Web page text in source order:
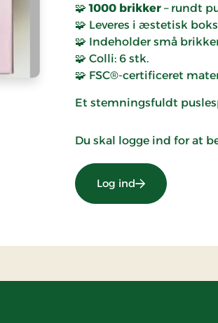
🧩1000 brikker– rundt
🧩 Leveres i æstetisk
🧩 Indeholder små
🧩 Colli: 6 stk.
🧩 FSC®-certificeret
Et stemningsfuldt
Du skal logge ind for at
Log ind